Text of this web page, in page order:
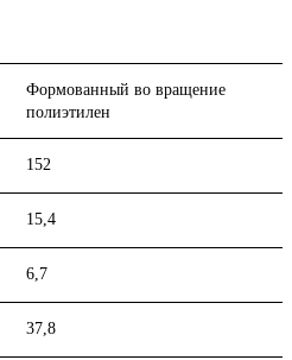
Формованный во вращение
полиэтилен
152
15,4
6,7
37,8